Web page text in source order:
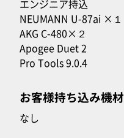
エンジニア持込
NEUMANN U-87ai ×１
AKG C-480×２
Apogee Duet 2
Pro Tools 9.0.4
お客様持ち込み機材
なし